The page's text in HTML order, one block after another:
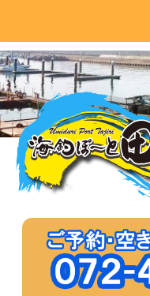
コ
ン
テ
ン
ツ